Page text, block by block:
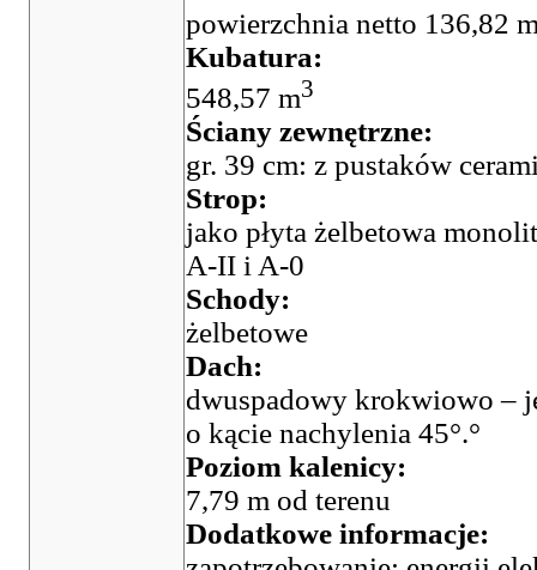
powierzchnia netto 136,82
Kubatura:
548,57 m3
Ściany zewnętrzne:
gr. 39 cm: z pustaków
Strop:
jako płyta żelbetowa
A-II i A-0
Schody:
żelbetowe
Dach:
dwuspadowy krokwiowo –
o kącie nachylenia 45°.°
Poziom kalenicy:
7,79 m od terenu
Dodatkowe informacje: